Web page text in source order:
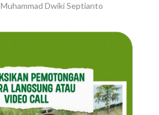
Muhammad Dwiki Septianto